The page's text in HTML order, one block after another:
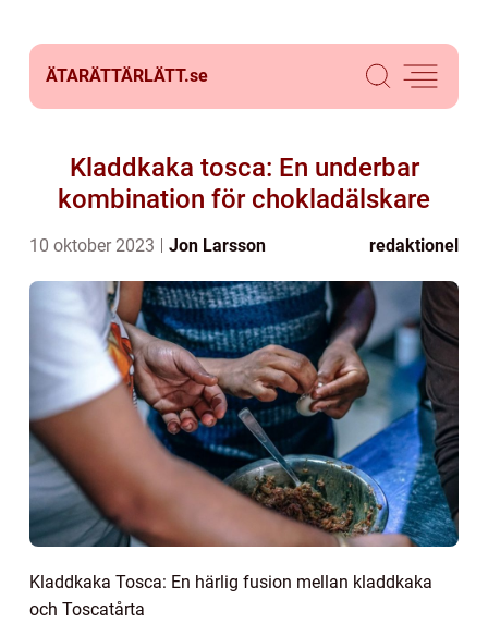
ÄTARÄTTÄRLÄTT.se
Kladdkaka tosca: En underbar
kombination för chokladälskare
10 oktober 2023 Jon Larsson redaktionel
Kladdkaka Tosca: En härlig fusion mellan kladdkaka
och Toscatårta